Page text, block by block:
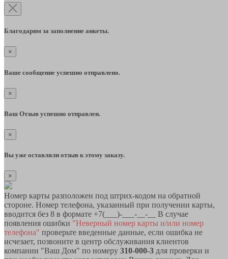
Благодарим за заполнение анкеты.
×
Ваше сообщение успешно отправлено.
×
Ваш Отзыв успешно отправлен.
×
Вы уже оставляли отзыв к этому заказу.
×
Номер карты разположен под штрих-кодом на обратной
стороне. Номер телефона, указанный при получении карты,
вводится без 8 в формате +7(___)-___-__-__ В случае
появления ошибки "Неверный номер карты и/или номер
телефона" проверьте введенные данные, если ошибка не
исчезает, позвоните в центр обслуживания клиентов
компании "Ваш Дом" по номеру 310-000-3 для проверки и